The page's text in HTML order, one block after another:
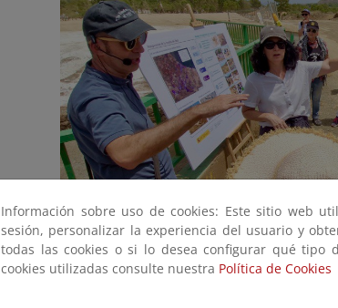
Información sobre uso de cookies: Este sitio web
sesión, personalizar la experiencia del usuario y
todas las cookies o si lo desea configurar qué tipo
cookies utilizadas consulte nuestra Política de Cookies